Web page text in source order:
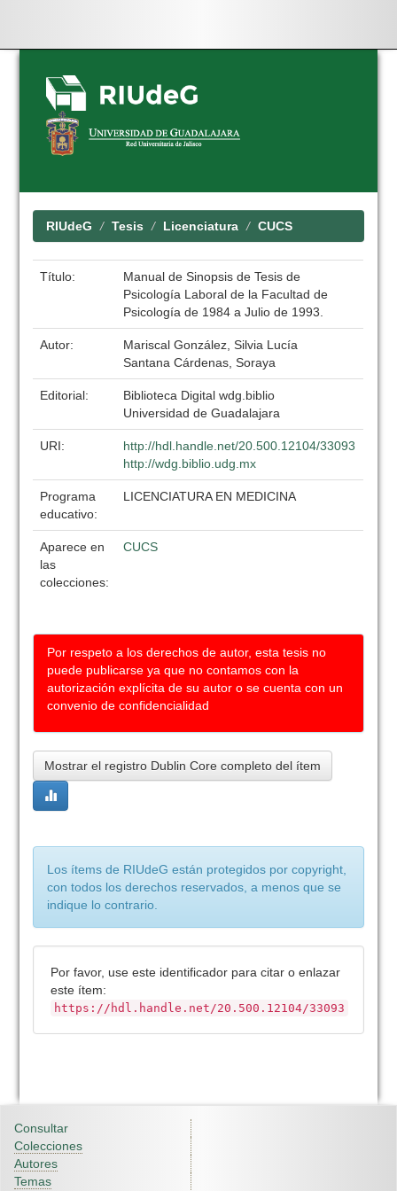
Skip
navigation
RIUdeG Tesis Licenciatura CUCS
Título:
Manual de Sinopsis de Tesis de
Psicología Laboral de la Facultad de
Psicología de 1984 a Julio de 1993.
Autor:
Mariscal González, Silvia Lucía
Santana Cárdenas, Soraya
Editorial:
Biblioteca Digital wdg.biblio
Universidad de Guadalajara
URI:
http://hdl.handle.net/20.500.12104/33093
http://wdg.biblio.udg.mx
Programa
educativo:
LICENCIATURA EN MEDICINA
Aparece en
las
colecciones:
CUCS
Por respeto a los derechos de autor, esta tesis no
puede publicarse ya que no contamos con la
autorización explícita de su autor o se cuenta con un
convenio de confidencialidad
Mostrar el registro Dublin Core completo del ítem
Los ítems de RIUdeG están protegidos por copyright,
con todos los derechos reservados, a menos que se
indique lo contrario.
Por favor, use este identificador para citar o enlazar
este ítem:
https://hdl.handle.net/20.500.12104/33093
Consultar
Colecciones
Autores
Temas